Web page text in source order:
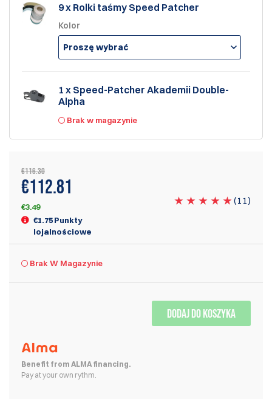
9 x Rolki taśmy Speed Patcher
Kolor
Proszę wybrać
1 x Speed-Patcher Akademii Double-
Alpha
Brak w magazynie
€116.30
€112.81
€3.49
€1.75 Punkty
lojalnościowe
(11)
Brak W Magazynie
DODAJ DO KOSZYKA
Benefit from ALMA financing.
Pay at your own rythm.